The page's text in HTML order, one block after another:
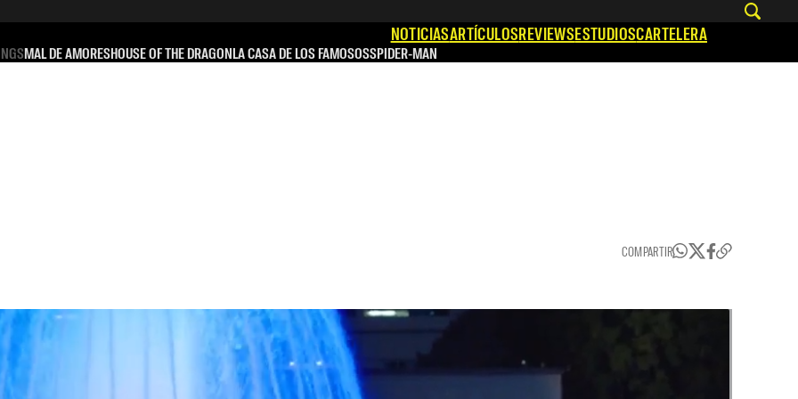
NOTICIASARTÍCULOSREVIEWSESTUDIOSCARTELERA
MAL DE AMORESHOUSE OF THE DRAGONLA CASA DE LOS FAMOSOSSPIDER-MAN
COMPARTIR